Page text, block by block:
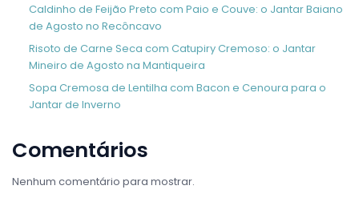
Caldinho de Feijão Preto com Paio e Couve: o Jantar Baiano
de Agosto no Recôncavo
Risoto de Carne Seca com Catupiry Cremoso: o Jantar
Mineiro de Agosto na Mantiqueira
Sopa Cremosa de Lentilha com Bacon e Cenoura para o
Jantar de Inverno
Comentários
Nenhum comentário para mostrar.